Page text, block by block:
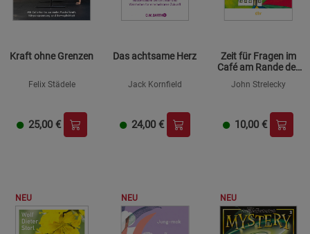
Kraft ohne Grenzen
Felix Städele
25,00 €
Das achtsame Herz
Jack Kornfield
24,00 €
Zeit für Fragen im
Café am Rande der
John Strelecky
10,00 €
NEU NEU NEU